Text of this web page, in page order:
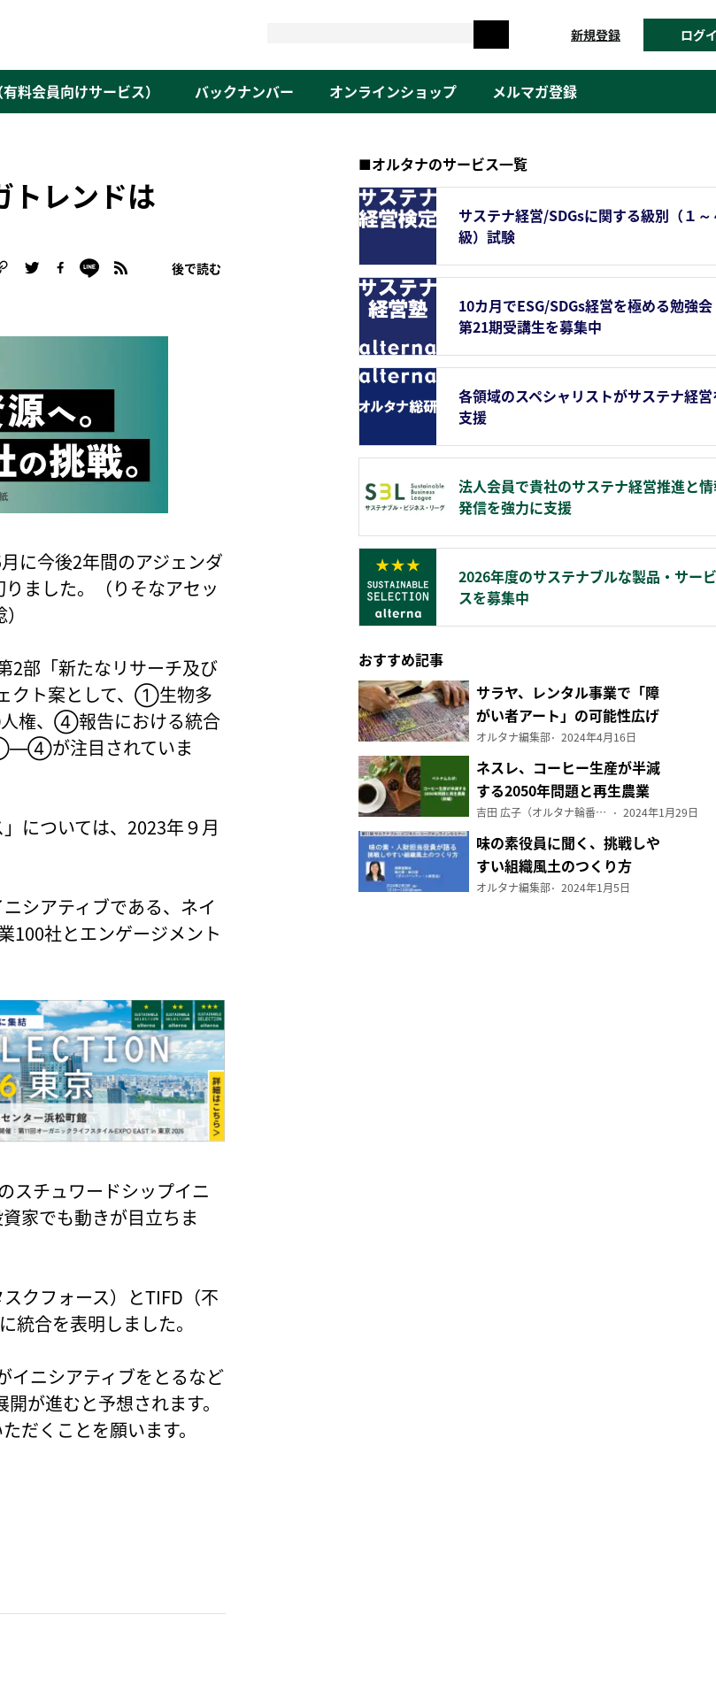
新規登録 ログ
料会員向けサービス） バックナンバー オンラインショップ メルマガ登録
トレンドは
後で読む
に今後2年間のアジェンダ
ました。（りそなアセッ
2部「新たなリサーチ及び
クト案として、①生物多
権、④報告における統合
①―④が注目されていま
については、2023年９月
シアティブである、ネイ
100社とエンゲージメント
スチュワードシップイニ
家でも動きが目立ちま
クフォース）とTIFD（不
統合を表明しました。
イニシアティブをとるなど
が進むと予想されます。
だくことを願います。
■オルタナのサービス一覧
サステナ経営/SDGsに関する級別（１～
級）試験
10カ月でESG/SDGs経営を極める勉強
第21期受講生を募集中
各領域のスペシャリストがサステナ経
支援
法人会員で貴社のサステナ経営推進と
発信を強力に支援
2026年度のサステナブルな製品・サービ
スを募集中
おすすめ記事
サラヤ、レンタル事業で「障
がい者アート」の可能性広げ
る
オルタナ編集部 2024年4月16日
ネスレ、コーヒー生産が半減
する2050年問題と再生農業
（前編）
吉田 広子（オルタナ輪番編集長） 2024年1月29日
味の素役員に聞く、挑戦しや
すい組織風土のつくり方
オルタナ編集部 2024年1月5日